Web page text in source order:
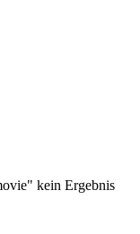
kein Ergebnis